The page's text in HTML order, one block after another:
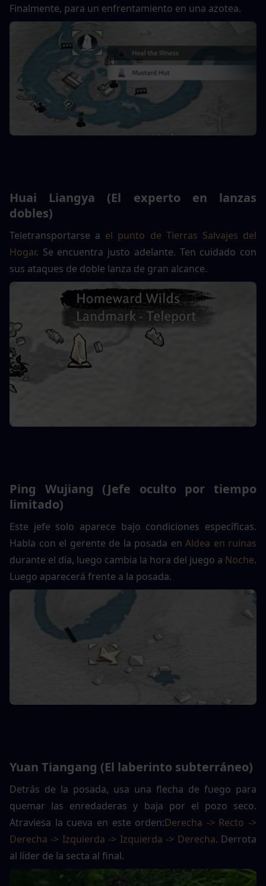
Finalmente, para un enfrentamiento en una azotea.
Huai Liangya (El experto en lanzas
dobles)
Teletransportarse a el punto de Tierras Salvajes del
Hogar. Se encuentra justo adelante. Ten cuidado con
sus ataques de doble lanza de gran alcance.
Ping Wujiang (Jefe oculto por tiempo
limitado)
Este jefe solo aparece bajo condiciones específicas.
Habla con el gerente de la posada en Aldea en ruinas
durante el día, luego cambia la hora del juego a Noche.
Luego aparecerá frente a la posada.
Yuan Tiangang (El laberinto subterráneo)
Detrás de la posada, usa una flecha de fuego para
quemar las enredaderas y baja por el pozo seco.
Atraviesa la cueva en este orden:Derecha -> Recto ->
Derecha -> Izquierda -> Izquierda -> Derecha. Derrota
al líder de la secta al final.